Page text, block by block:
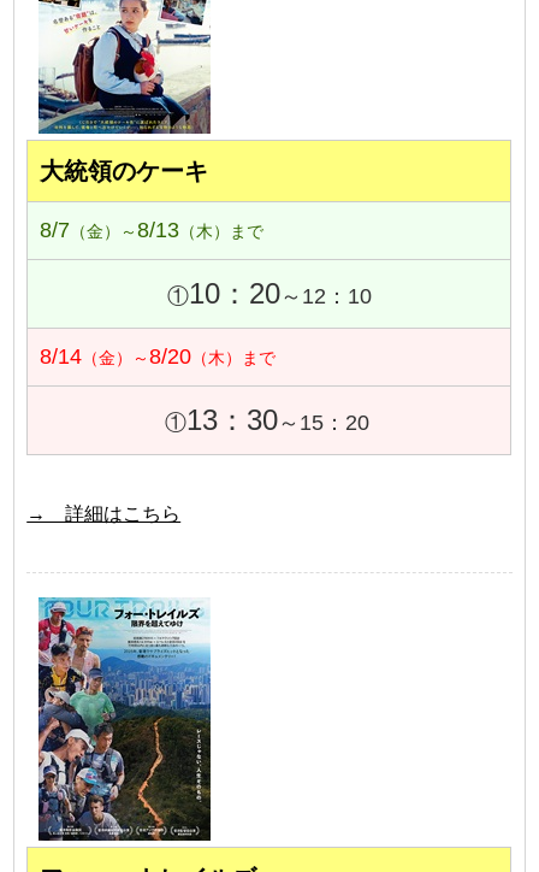
大統領のケーキ
8/7 （金）～8/13 （木）まで
①10：20～12：10
8/14 （金）～8/20 （木）まで
①13：30～15：20
→ 詳細はこちら